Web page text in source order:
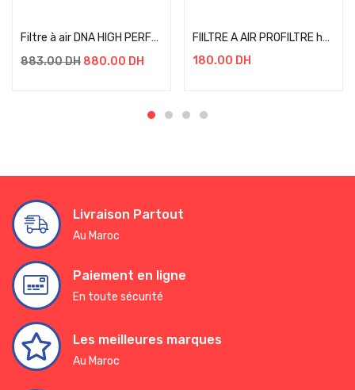
Filtre à air DNA HIGH PERFORMANCE
883.00DH 880.00 DH
FIILTRE A AIR PROFILTRE honda CB1000F
180.00 DH
Livraison Partout
Au Maroc
Paiement en ligne
En toute sécurité
Les meilleures marques
Au Maroc